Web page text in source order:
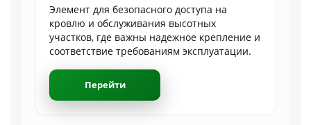
Элемент для безопасного доступа на
кровлю и обслуживания высотных
участков, где важны надежное крепление и
соответствие требованиям эксплуатации.
Перейти